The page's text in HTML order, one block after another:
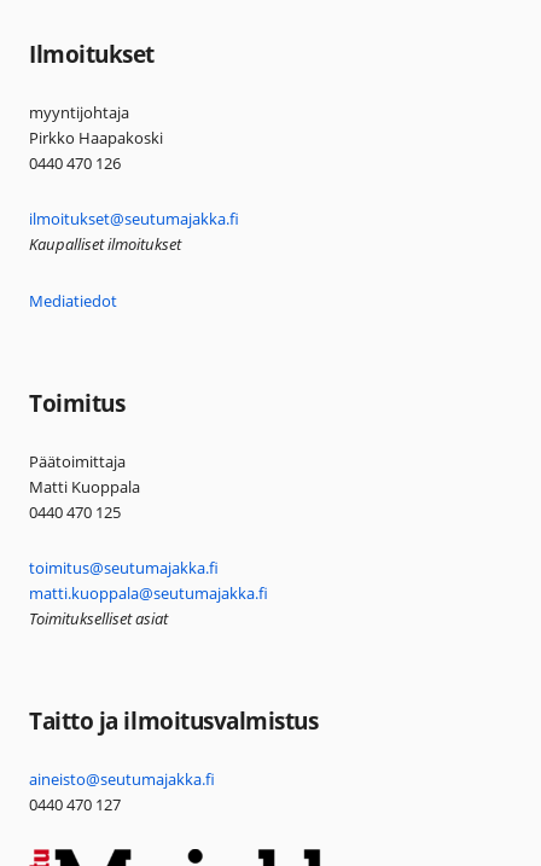
Ilmoitukset
myyntijohtaja
Pirkko Haapakoski
0440 470 126
ilmoitukset@seutumajakka.fi
Kaupalliset ilmoitukset
Mediatiedot
Toimitus
Päätoimittaja
Matti Kuoppala
0440 470 125
toimitus@seutumajakka.fi
matti.kuoppala@seutumajakka.fi
Toimitukselliset asiat
Taitto ja ilmoitusvalmistus
aineisto@seutumajakka.fi
0440 470 127